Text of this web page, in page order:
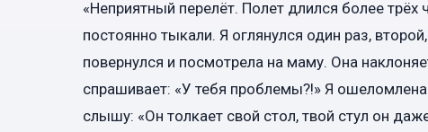
«Неприятный перелёт. Полет длился более
постоянно тыкали. Я оглянулся один раз,
повернулся и посмотрела на маму. Она
спрашивает: «У тебя проблемы?!» Я
слышу: «Он толкает свой стол, твой стул он